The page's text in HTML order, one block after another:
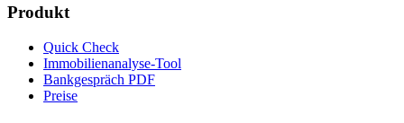
Produkt
Quick Check
Immobilienanalyse-Tool
Bankgespräch PDF
Preise